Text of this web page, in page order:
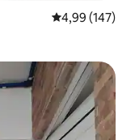
Évaluation
4,99 (147)